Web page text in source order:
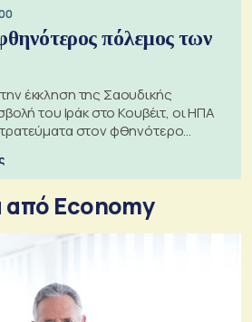
πόλεμος των
έκκληση της Σαουδικής
του Ιράκ στο Κουβέιτ, οι ΗΠΑ
στον φθηνότερο
από Economy